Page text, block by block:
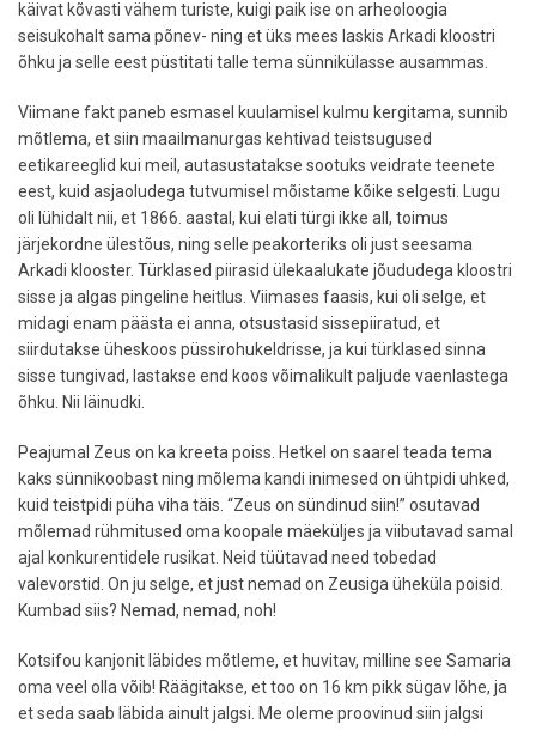
käivat kõvasti vähem turiste, kuigi paik ise on arheoloogia
seisukohalt sama põnev- ning et üks mees laskis Arkadi kloostri
õhku ja selle eest püstitati talle tema sünnikülasse ausammas.
Viimane fakt paneb esmasel kuulamisel kulmu kergitama, sunnib
mõtlema, et siin maailmanurgas kehtivad teistsugused
eetikareeglid kui meil, autasustatakse sootuks veidrate teenete
eest, kuid asjaoludega tutvumisel mõistame kõike selgesti. Lugu
oli lühidalt nii, et 1866. aastal, kui elati türgi ikke all, toimus
järjekordne ülestõus, ning selle peakorteriks oli just seesama
Arkadi klooster. Türklased piirasid ülekaalukate jõududega kloostri
sisse ja algas pingeline heitlus. Viimases faasis, kui oli selge, et
midagi enam päästa ei anna, otsustasid sissepiiratud, et
siirdutakse üheskoos püssirohukeldrisse, ja kui türklased sinna
sisse tungivad, lastakse end koos võimalikult paljude vaenlastega
õhku. Nii läinudki.
Peajumal Zeus on ka kreeta poiss. Hetkel on saarel teada tema
kaks sünnikoobast ning mõlema kandi inimesed on ühtpidi uhked,
kuid teistpidi püha viha täis. “Zeus on sündinud siin!” osutavad
mõlemad rühmitused oma koopale mäeküljes ja viibutavad samal
ajal konkurentidele rusikat. Neid tüütavad need tobedad
valevorstid. On ju selge, et just nemad on Zeusiga üheküla poisid.
Kumbad siis? Nemad, nemad, noh!
Kotsifou kanjonit läbides mõtleme, et huvitav, milline see Samaria
oma veel olla võib! Räägitakse, et too on 16 km pikk sügav lõhe, ja
et seda saab läbida ainult jalgsi. Me oleme proovinud siin jalgsi